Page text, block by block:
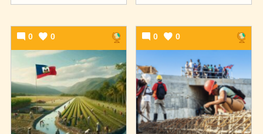
0 0 0 0